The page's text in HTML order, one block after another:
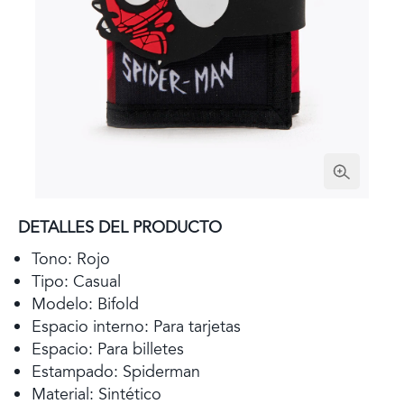
DETALLES DEL PRODUCTO
Tono: Rojo
Tipo: Casual
Modelo: Bifold
Espacio interno: Para tarjetas
Espacio: Para billetes
Estampado: Spiderman
Material: Sintético